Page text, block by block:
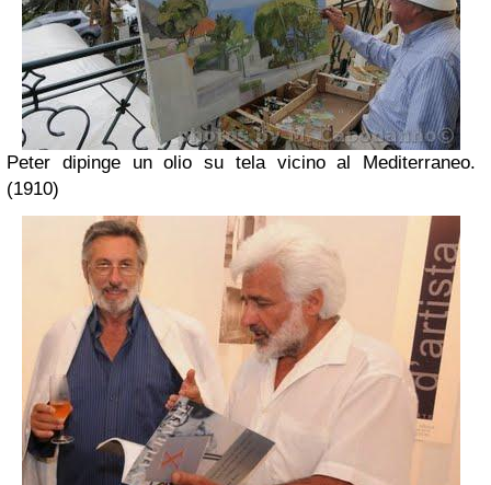
Peter dipinge un olio su tela vicino al Mediterraneo.
(1910)